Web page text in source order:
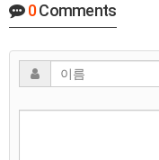
0Comments